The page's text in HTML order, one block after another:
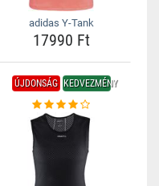
adidas Y-Tank
17990 Ft
ÚJDONSÁG KEDVEZMÉNY